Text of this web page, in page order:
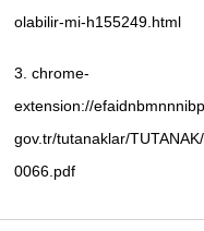
olabilir-mi-h155249.html
3. chrome-
extension://
gov.tr/tutanaklar/
0066.pdf